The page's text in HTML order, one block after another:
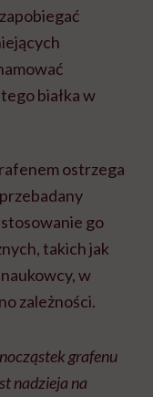
białka w
ostrzega
go
takich jak
w
zależności.
grafenu
nadzieja na